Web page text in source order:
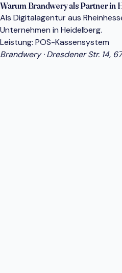
Warum Brandwery als Partner in
Als Digitalagentur aus
Unternehmen in Heidelberg.
Leistung: POS-Kassensystem
Brandwery · Dresdener Str. 14,